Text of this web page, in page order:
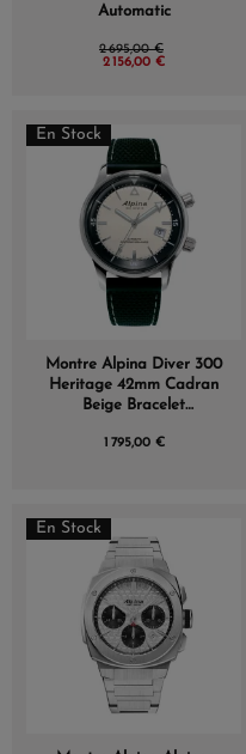
Automatic
2 695,00 €
2 156,00 €
En Stock
Montre Alpina Diver 300
Heritage 42mm Cadran
Beige Bracelet
1 795,00 €
En Stock